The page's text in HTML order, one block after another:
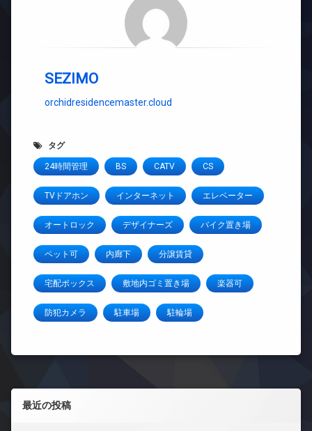
SEZIMO
orchidresidencemaster.cloud
タグ
24時間管理 BS CATV CS
TVドアホン インターネット エレベーター
オートロック デザイナーズ バイク置き場
ペット可 内廊下 分譲賃貸
宅配ボックス 敷地内ゴミ置き場 楽器可
防犯カメラ 駐車場 駐輪場
左サイドバー
最近の投稿